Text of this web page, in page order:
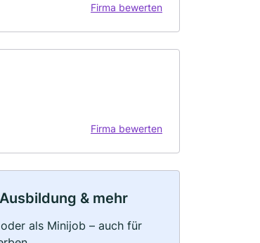
Firma bewerten
Firma bewerten
& mehr
als Minijob – auch für